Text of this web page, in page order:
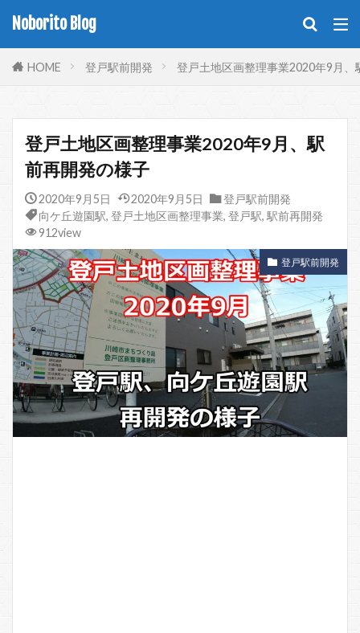
Noborito Blog
HOME 登戸駅前開発 登戸土地区画整理事業2020年9月、
登戸土地区画整理事業2020年9月、駅
前再開発の様子
2020年9月5日 2020年9月5日
登戸駅前開発
向ケ丘遊園駅, 登戸土地区画整理事業, 登戸駅, 駅前再開発
912view
登戸駅前開発